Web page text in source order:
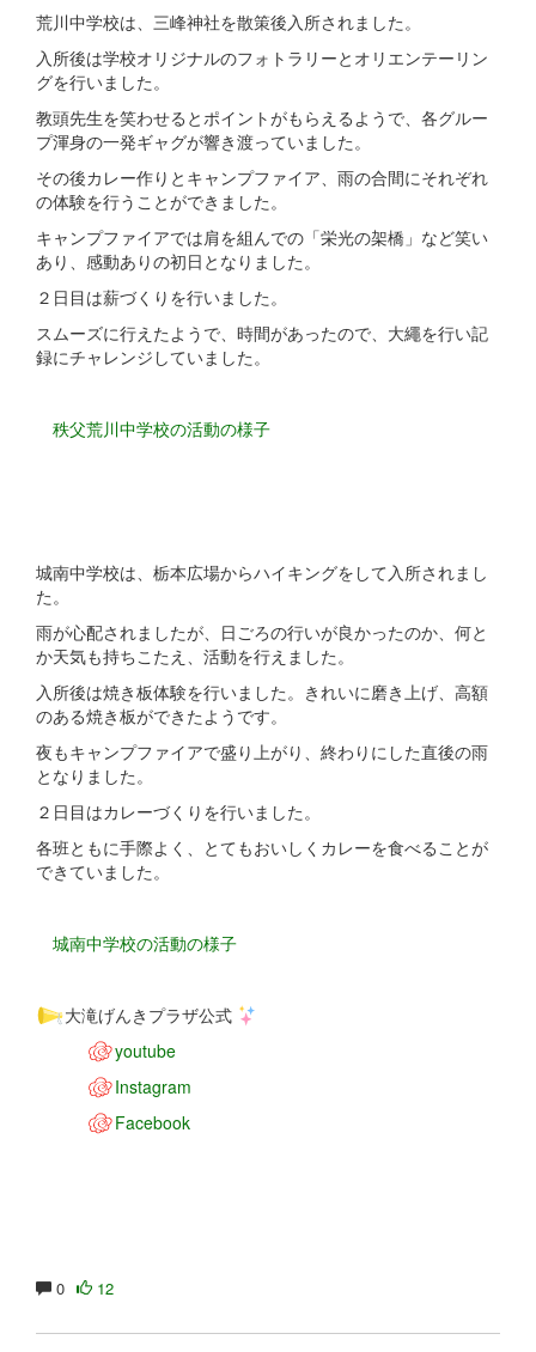
荒川中学校は、三峰神社を散策後入所されました。
入所後は学校オリジナルのフォトラリーとオリエンテーリン
グを行いました。
教頭先生を笑わせるとポイントがもらえるようで、各グルー
プ渾身の一発ギャグが響き渡っていました。
その後カレー作りとキャンプファイア、雨の合間にそれぞれ
の体験を行うことができました。
キャンプファイアでは肩を組んでの「栄光の架橋」など笑い
あり、感動ありの初日となりました。
２日目は薪づくりを行いました。
スムーズに行えたようで、時間があったので、大繩を行い記
録にチャレンジしていました。
秩父荒川中学校の活動の様子
城南中学校は、栃本広場からハイキングをして入所されまし
た。
雨が心配されましたが、日ごろの行いが良かったのか、何と
か天気も持ちこたえ、活動を行えました。
入所後は焼き板体験を行いました。きれいに磨き上げ、高額
のある焼き板ができたようです。
夜もキャンプファイアで盛り上がり、終わりにした直後の雨
となりました。
２日目はカレーづくりを行いました。
各班ともに手際よく、とてもおいしくカレーを食べることが
できていました。
城南中学校の活動の様子
大滝げんきプラザ公式
youtube
Instagram
Facebook
0 12